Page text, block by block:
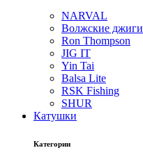
NARVAL
Волжские джиги
Ron Thompson
JIG IT
Yin Tai
Balsa Lite
RSK Fishing
SHUR
Катушки
Категории